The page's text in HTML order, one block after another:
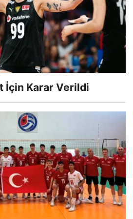
İçin Karar Verildi